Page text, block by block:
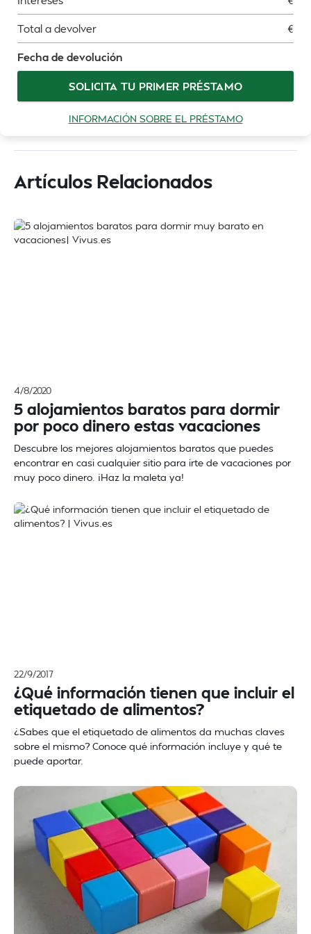
Total a devolver €
Fecha de devolución
SOLICITA TU PRIMER PRÉSTAMO
INFORMACIÓN SOBRE EL PRÉSTAMO
Artículos Relacionados
4/8/2020
5 alojamientos baratos para dormir
por poco dinero estas vacaciones
Descubre los mejores alojamientos baratos que puedes
encontrar en casi cualquier sitio para irte de vacaciones por
muy poco dinero. ¡Haz la maleta ya!
22/9/2017
¿Qué información tienen que incluir el
etiquetado de alimentos?
¿Sabes que el etiquetado de alimentos da muchas claves
sobre el mismo? Conoce qué información incluye y qué te
puede aportar.